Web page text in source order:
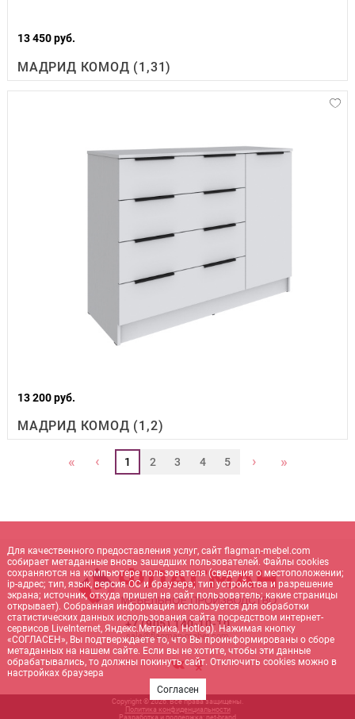
13 450 руб.
МАДРИД КОМОД (1,31)
13 200 руб.
МАДРИД КОМОД (1,2)
« ‹ 1 2 3 4 5 › »
+7 (905) 140-10-10
sale@flagman-mebel.com
Copyright © 2026. Все права защищены.
Политика конфиденциальности
Разработка и поддержка: net- brand
Для качественного предоставления услуг, сайт flagman-mebel.com
собирает метаданные вновь зашедших пользователей. Файлы cookies
сохраняются на компьютере пользователя (сведения о местоположении;
ip-адрес; тип, язык, версия ОС и браузера; тип устройства и разрешение
экрана; источник, откуда пришел на сайт пользователь; какие страницы
открывает). Собранная информация используется для обработки
статистических данных использования сайта посредством интернет-
сервисов LiveInternet, Яндекс.Метрика, Hotlog). Нажимая кнопку
«СОГЛАСЕН», Вы подтверждаете то, что Вы проинформированы о сборе
метаданных на нашем сайте. Если вы не хотите, чтобы эти данные
обрабатывались, то должны покинуть сайт. Отключить cookies можно в
настройках браузера
Согласен